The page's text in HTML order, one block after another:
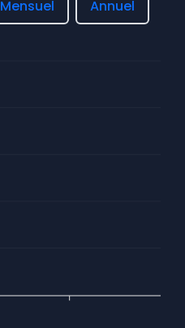
Mensuel Annuel